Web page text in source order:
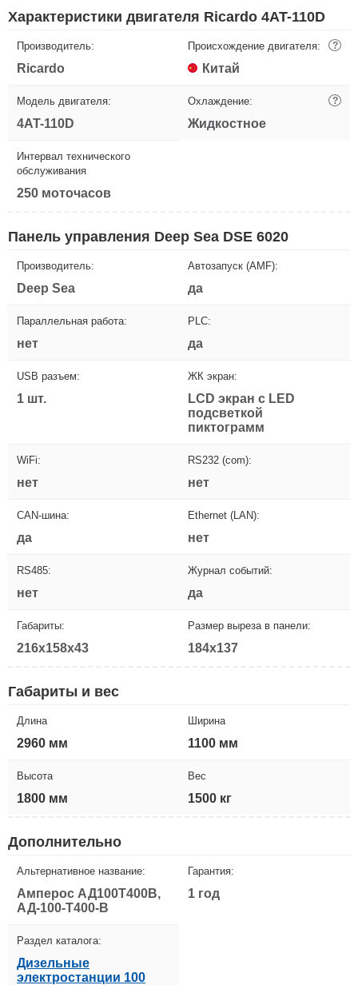
Характеристики двигателя Ricardo 4AT-110D
Производитель:
Ricardo
Происхождение двигателя: ?
Китай
Модель двигателя:
4AT-110D
Охлаждение: ?
Жидкостное
Интервал технического
обслуживания
250 моточасов
Панель управления Deep Sea DSE 6020
Производитель:
Deep Sea
Автозапуск (AMF):
да
Параллельная работа:
нет
PLC:
да
USB разъем:
1 шт.
ЖК экран:
LCD экран с LED
подсветкой
пиктограмм
WiFi:
нет
RS232 (com):
нет
CAN-шина:
да
Ethernet (LAN):
нет
RS485:
нет
Журнал событий:
да
Габариты:
216x158x43
Размер выреза в панели:
184x137
Габариты и вес
Длина
2960 мм
Ширина
1100 мм
Высота
1800 мм
Вес
1500 кг
Дополнительно
Альтернативное название:
Амперос АД100Т400B,
АД-100-Т400-B
Гарантия:
1 год
Раздел каталога:
Дизельные
электростанции 100